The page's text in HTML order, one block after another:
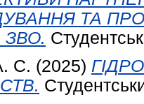
ТА
ЗВО.
С. (2025)